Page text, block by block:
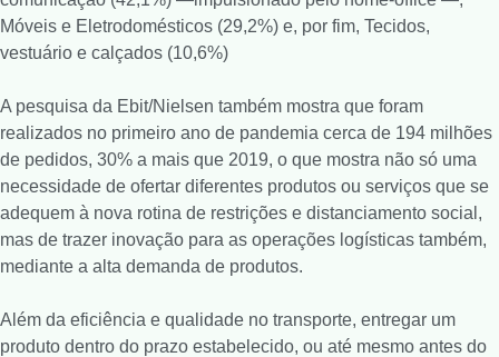
Móveis e Eletrodomésticos (29,2%) e, por fim, Tecidos,
vestuário e calçados (10,6%)
A pesquisa da Ebit/Nielsen também mostra que foram
realizados no primeiro ano de pandemia cerca de 194 milhões
de pedidos, 30% a mais que 2019, o que mostra não só uma
necessidade de ofertar diferentes produtos ou serviços que se
adequem à nova rotina de restrições e distanciamento social,
mas de trazer inovação para as operações logísticas também,
mediante a alta demanda de produtos.
Além da eficiência e qualidade no transporte, entregar um
produto dentro do prazo estabelecido, ou até mesmo antes do